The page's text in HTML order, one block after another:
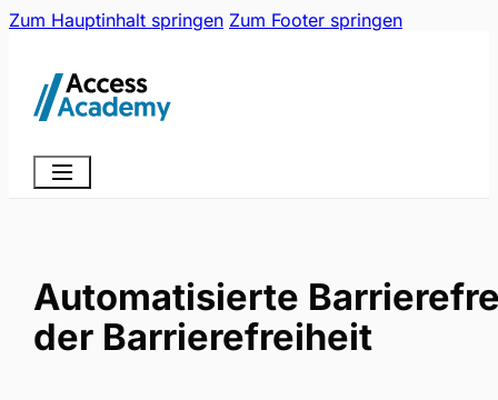
Zum Hauptinhalt springen Zum Footer springen
Automatisierte
der Barrierefreiheit